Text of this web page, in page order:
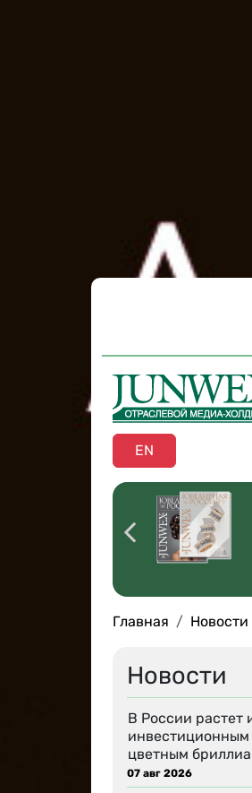
EN
Главная Новости
Новости
В России растет
инвестиционным
цветным
07 авг 2026